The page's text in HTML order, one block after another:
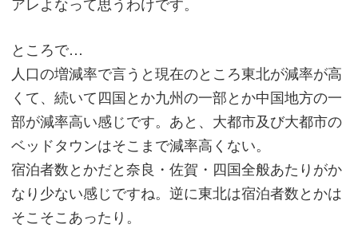
ところで…
人口の増減率で言うと現在のところ東北が減率が高
くて、続いて四国とか九州の一部とか中国地方の一
部が減率高い感じです。あと、大都市及び大都市の
ベッドタウンはそこまで減率高くない。
宿泊者数とかだと奈良・佐賀・四国全般あたりがか
なり少ない感じですね。逆に東北は宿泊者数とかは
そこそこあったり。